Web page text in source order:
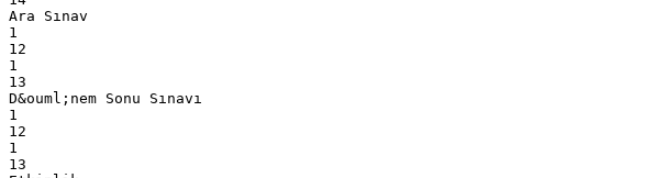
Ara Sınav
1
12
1
13
D&ouml;nem Sonu Sınavı
1
12
1
13